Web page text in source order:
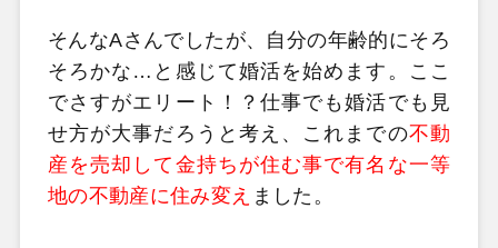
そんなAさんでしたが、自分の年齢的にそろ
そろかな…と感じて婚活を始めます。ここ
でさすがエリート！？仕事でも婚活でも見
せ方が大事だろうと考え、これまでの不動
産を売却して金持ちが住む事で有名な一等
地の不動産に住み変え ました。